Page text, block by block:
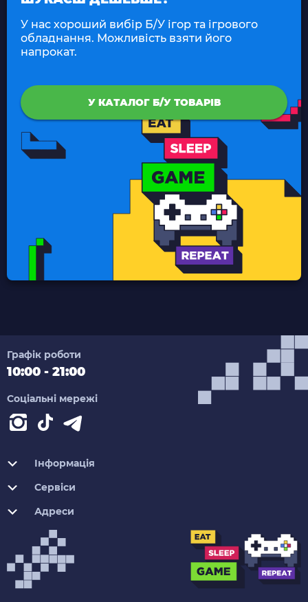
У нас хороший вибір Б/У ігор та ігрового
обладнання. Можливість взяти його
напрокат.
У КАТАЛОГ Б/У ТОВАРІВ
Графік роботи
10:00 - 21:00
Соціальні мережі
Інформація
Сервіси
Адреси